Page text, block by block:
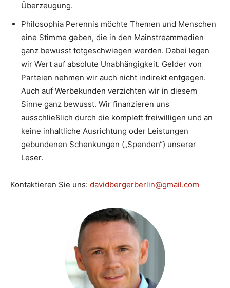
Überzeugung.
Philosophia Perennis möchte Themen und Menschen
eine Stimme geben, die in den Mainstreammedien
ganz bewusst totgeschwiegen werden. Dabei legen
wir Wert auf absolute Unabhängigkeit. Gelder von
Parteien nehmen wir auch nicht indirekt entgegen.
Auch auf Werbekunden verzichten wir in diesem
Sinne ganz bewusst. Wir finanzieren uns
ausschließlich durch die komplett freiwilligen und an
keine inhaltliche Ausrichtung oder Leistungen
gebundenen Schenkungen („Spenden“) unserer
Leser.
Kontaktieren Sie uns: davidbergerberlin@gmail.com